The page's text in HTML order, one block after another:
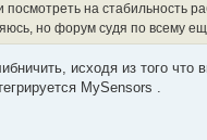
посмотреть на стабильность
но форум судя по всему
исходя из того
MySensors .